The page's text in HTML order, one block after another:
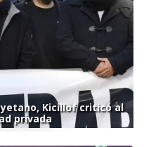
Kicillof criticó al
privada